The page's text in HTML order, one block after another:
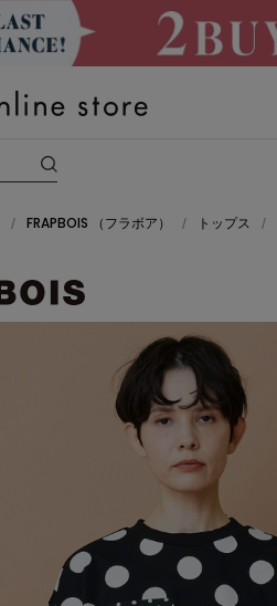
/ FRAPBOIS （フラボア） / トップス /